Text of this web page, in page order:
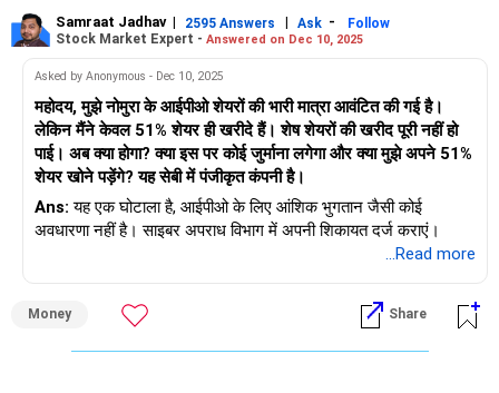
Samraat Jadhav| 2595 Answers | Ask -
Follow
Stock Market Expert - Answered on Dec 10, 2025
Asked by Anonymous - Dec 10, 2025
महोदय, मुझे नोमुरा के आईपीओ शेयरों की भारी मात्रा आवंटित की गई है।
लेकिन मैंने केवल 51% शेयर ही खरीदे हैं। शेष शेयरों की खरीद पूरी नहीं हो
पाई। अब क्या होगा? क्या इस पर कोई जुर्माना लगेगा और क्या मुझे अपने 51%
शेयर खोने पड़ेंगे? यह सेबी में पंजीकृत कंपनी है।
Ans: यह एक घोटाला है, आईपीओ के लिए आंशिक भुगतान जैसी कोई
अवधारणा नहीं है। साइबर अपराध विभाग में अपनी शिकायत दर्ज कराएं।
...Read more
Money Share